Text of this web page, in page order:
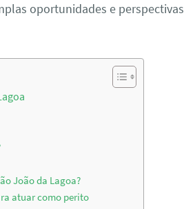
oportunidades e perspectivas
João da Lagoa?
atuar como perito